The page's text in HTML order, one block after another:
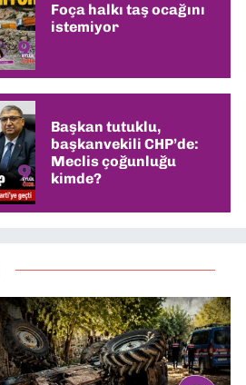
Foça halkı taş ocağını
istemiyor
Başkan tutuklu,
başkanvekili CHP’de:
Meclis çoğunluğu
kimde?